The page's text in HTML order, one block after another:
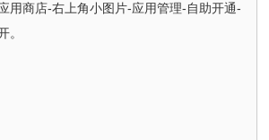
用商店-右上角小图片-应用管理-自助开通-
。